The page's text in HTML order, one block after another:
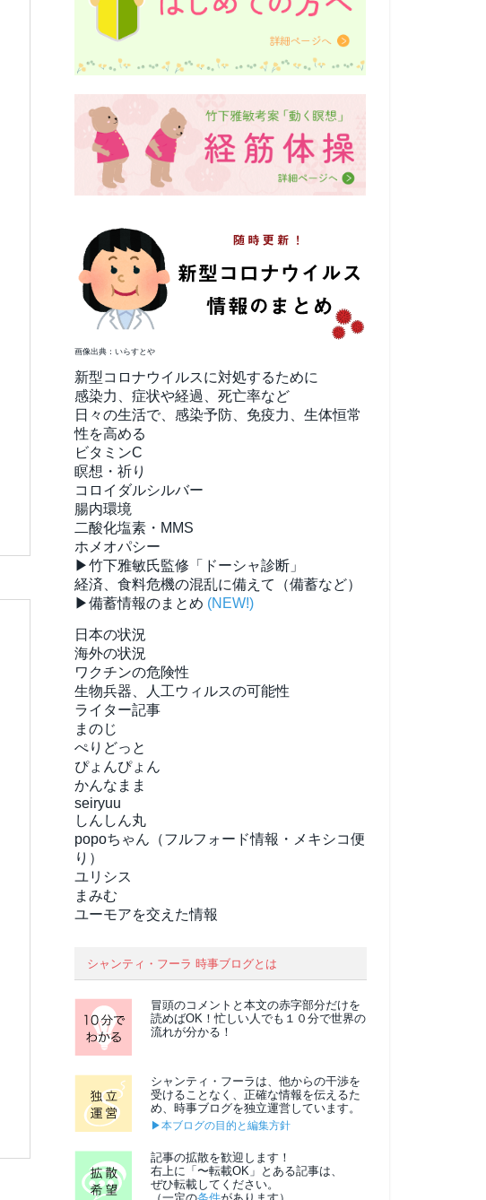
画像出典：いらすとや
新型コロナウイルスに対処するために
感染力、症状や経過、死亡率など
日々の生活で、感染予防、免疫力、生体恒常
性を高める
ビタミンC
瞑想・祈り
コロイダルシルバー
腸内環境
二酸化塩素・MMS
ホメオパシー
▶竹下雅敏氏監修「ドーシャ診断」
経済、食料危機の混乱に備えて（備蓄など）
▶備蓄情報のまとめ (NEW!)
日本の状況
海外の状況
ワクチンの危険性
生物兵器、人工ウィルスの可能性
ライター記事
まのじ
ぺりどっと
ぴょんぴょん
かんなまま
seiryuu
しんしん丸
popoちゃん（フルフォード情報・メキシコ便
り）
ユリシス
まみむ
ユーモアを交えた情報
シャンティ・フーラ 時事ブログとは
冒頭のコメントと本文の赤字部分だけを
読めばOK！忙しい人でも１０分で世界の
流れが分かる！
シャンティ・フーラは、他からの干渉を
受けることなく、正確な情報を伝えるた
め、時事ブログを独立運営しています。
▶本ブログの目的と編集方針
記事の拡散を歓迎します！
右上に「〜転載OK」とある記事は、
ぜひ転載してください。